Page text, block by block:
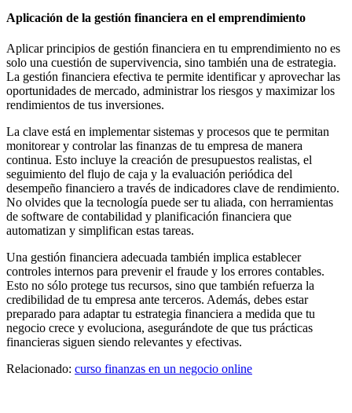
Aplicación de la gestión financiera en el emprendimiento
Aplicar principios de gestión financiera en tu emprendimiento no es
solo una cuestión de supervivencia, sino también una de estrategia.
La gestión financiera efectiva te permite identificar y aprovechar las
oportunidades de mercado, administrar los riesgos y maximizar los
rendimientos de tus inversiones.
La clave está en implementar sistemas y procesos que te permitan
monitorear y controlar las finanzas de tu empresa de manera
continua. Esto incluye la creación de presupuestos realistas, el
seguimiento del flujo de caja y la evaluación periódica del
desempeño financiero a través de indicadores clave de rendimiento.
No olvides que la tecnología puede ser tu aliada, con herramientas
de software de contabilidad y planificación financiera que
automatizan y simplifican estas tareas.
Una gestión financiera adecuada también implica establecer
controles internos para prevenir el fraude y los errores contables.
Esto no sólo protege tus recursos, sino que también refuerza la
credibilidad de tu empresa ante terceros. Además, debes estar
preparado para adaptar tu estrategia financiera a medida que tu
negocio crece y evoluciona, asegurándote de que tus prácticas
financieras siguen siendo relevantes y efectivas.
Relacionado: curso finanzas en un negocio online